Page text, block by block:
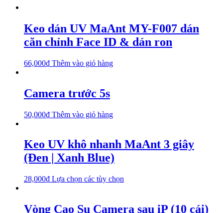
Keo dán UV MaAnt MY-F007 dán
căn chỉnh Face ID & dán ron
66,000₫ Thêm vào giỏ hàng
Camera trước 5s
50,000₫ Thêm vào giỏ hàng
Keo UV khô nhanh MaAnt 3 giây
(Đen | Xanh Blue)
28,000₫ Lựa chọn các tùy chọn
Vòng Cao Su Camera sau iP (10 cái)